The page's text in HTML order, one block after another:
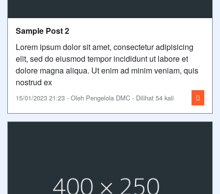
Sample Post 2
Lorem ipsum dolor sit amet, consectetur adipisicing
elit, sed do eiusmod tempor incididunt ut labore et
dolore magna aliqua. Ut enim ad minim veniam, quis
nostrud ex
15/01/2023 21:23 - Oleh Pengelola DMC - Dilihat 54 kali